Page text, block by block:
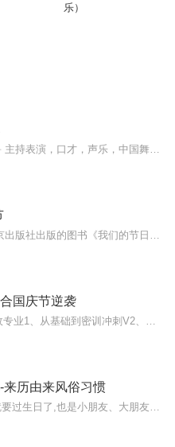
乐）
国庆节逆袭
来历由来风俗习惯